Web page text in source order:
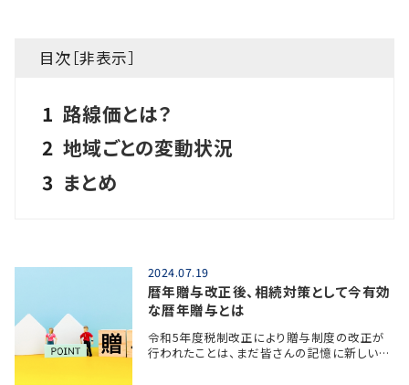
目次［非表示］
1 路線価とは？
2 地域ごとの変動状況
3 まとめ
2024.07.19
暦年贈与改正後、相続対策として今有効
な暦年贈与とは
令和5年度税制改正により贈与制度の改正が
行われたことは、まだ皆さんの記憶に新しい…